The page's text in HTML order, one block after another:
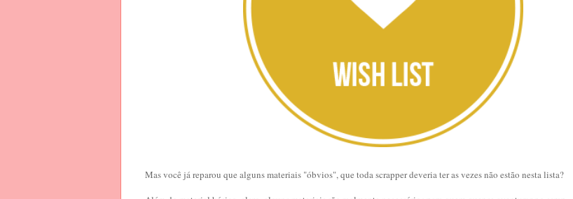
Mas você já reparou que alguns materiais "óbvios", que toda scrapper deveria ter as vezes não estão nesta lista?